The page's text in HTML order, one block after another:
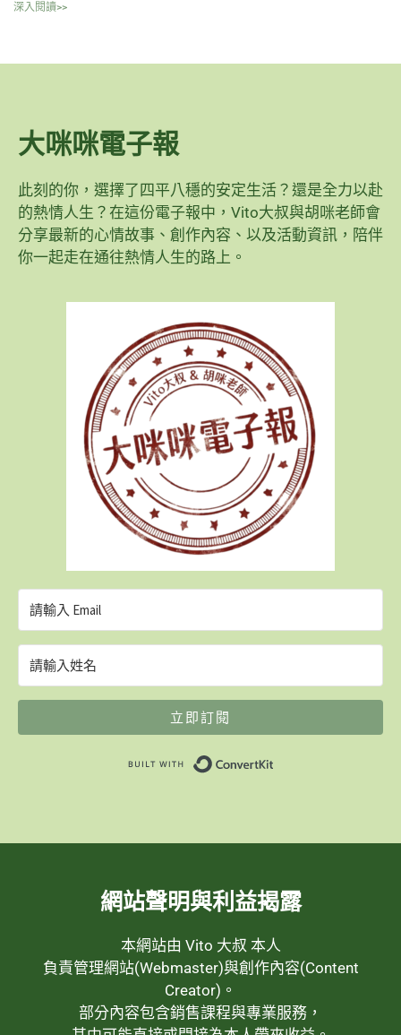
深入閱讀>>
大咪咪電子報
此刻的你，選擇了四平八穩的安定生活？還是全力以赴
的熱情人生？在這份電子報中，Vito大叔與胡咪老師會
分享最新的心情故事、創作內容、以及活動資訊，陪伴
你一起走在通往熱情人生的路上。
立即訂閱
網站聲明與利益揭露
本網站由 Vito 大叔 本人
負責管理網站(Webmaster)與創作內容(Content
Creator)。
部分內容包含銷售課程與專業服務，